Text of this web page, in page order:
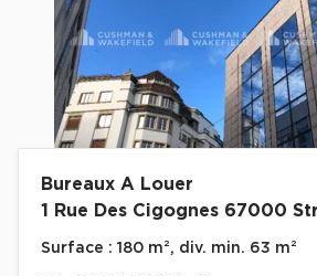
Bureaux A Louer
1 Rue Des Cigognes 67000
Surface : 180 m², div. min. 63 m²